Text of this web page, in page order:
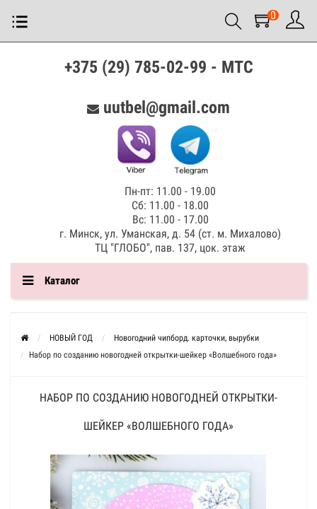
0
+375 (29) 785-02-99 - МТС
uutbel@gmail.com
Пн-пт: 11.00 - 19.00
Сб: 11.00 - 18.00
Вс: 11.00 - 17.00
г. Минск, ул. Уманская, д. 54 (ст. м. Михалово)
ТЦ "ГЛОБО", пав. 137, цок. этаж
Каталог
НОВЫЙ ГОД
Новогодний чипборд. карточки, вырубки
Набор по созданию новогодней открытки-шейкер «Волшебного года»
НАБОР ПО СОЗДАНИЮ НОВОГОДНЕЙ ОТКРЫТКИ-
ШЕЙКЕР «ВОЛШЕБНОГО ГОДА»